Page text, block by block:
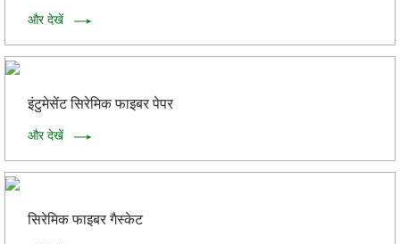
और देखें
इंटुमेसेंट सिरेमिक फाइबर पेपर
और देखें
सिरेमिक फाइबर गैस्केट